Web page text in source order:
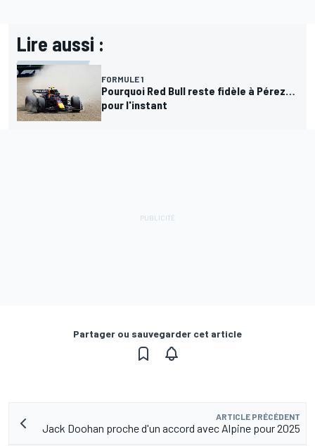
Lire aussi :
FORMULE 1
Pourquoi Red Bull reste fidèle à Pérez…
pour l'instant
Partager ou sauvegarder cet article
ARTICLE PRÉCÉDENT
Jack Doohan proche d'un accord avec Alpine pour 2025